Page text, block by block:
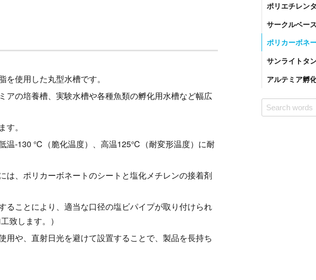
使用した丸型水槽です。
アの培養槽、実験水槽や各種魚類の孵化用水槽など幅広
。
温-130 ℃（脆化温度）、高温125℃（耐変形温度）に耐
、ポリカーボネートのシートと塩化メチレンの接着剤
ることにより、適当な口径の塩ビパイプが取り付けられ
致します。）
や、直射日光を避けて設置することで、製品を長持ち
ポリエチレン
サークルベース
ポリカーボネ
サンライトタ
アルテミア孵